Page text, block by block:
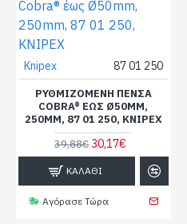
Knipex 87 01 250
ΡΥΘΜΙΖΌΜΕΝΗ ΠΈΝΣΑ
COBRA® ΈΩΣ Ø50MM,
250MM, 87 01 250, KNIPEX
39,88€ 30,17€
ΚΑΛΆΘΙ
Αγόρασε Τώρα